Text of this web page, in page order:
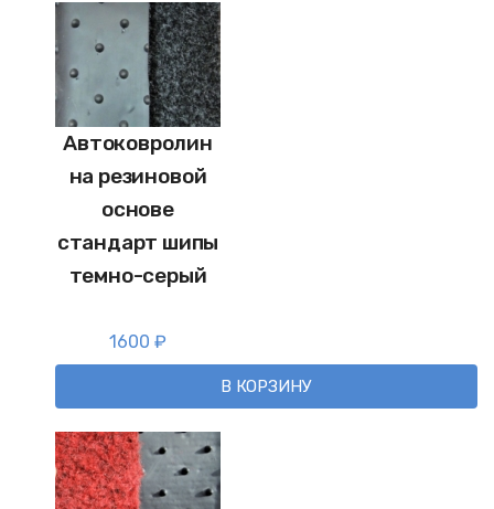
Автоковролин
на резиновой
основе
стандарт шипы
темно-серый
1600 ₽
В КОРЗИНУ